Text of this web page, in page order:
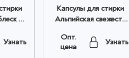
10
Узнать
Капсулы для стирки
Альпийская свежесть
Опт.
цена
Узнать